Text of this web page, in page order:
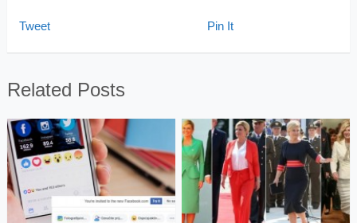
Tweet Pin It
Related Posts